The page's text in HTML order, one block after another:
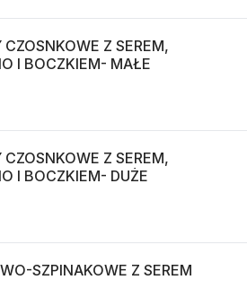
Z SEREM,
I BOCZKIEM- MAŁE
Z SEREM,
I BOCZKIEM- DUŻE
SZPINAKOWE Z SEREM